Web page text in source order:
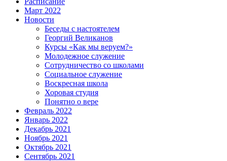
Март 2022
Новости
Беседы с настоятелем
Георгий Великанов
Курсы «Как мы веруем?»
Молодежное служение
Сотрудничество со школами
Социальное служение
Воскресная школа
Хоровая студия
Понятно о вере
Февраль 2022
Январь 2022
Декабрь 2021
Ноябрь 2021
Октябрь 2021
Сентябрь 2021